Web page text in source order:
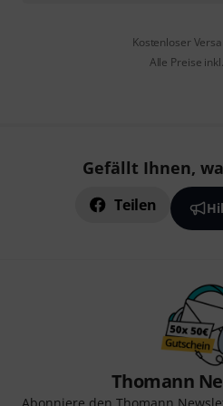
Kostenloser
Alle Preise
Gefällt Ihnen,
Teilen
Thomann